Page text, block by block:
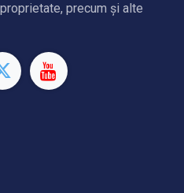
precum și alte